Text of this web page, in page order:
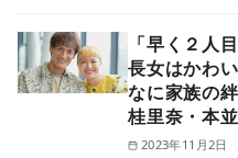
「早く２人
長女はかわ
なに家族の
桂里奈・本
2023年11月2日